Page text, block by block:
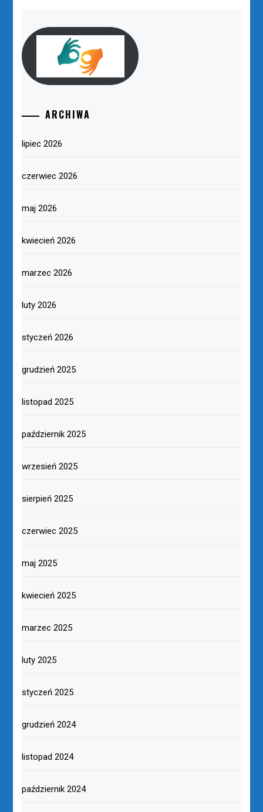
ARCHIWA
lipiec 2026
czerwiec 2026
maj 2026
kwiecień 2026
marzec 2026
luty 2026
styczeń 2026
grudzień 2025
listopad 2025
październik 2025
wrzesień 2025
sierpień 2025
czerwiec 2025
maj 2025
kwiecień 2025
marzec 2025
luty 2025
styczeń 2025
grudzień 2024
listopad 2024
październik 2024